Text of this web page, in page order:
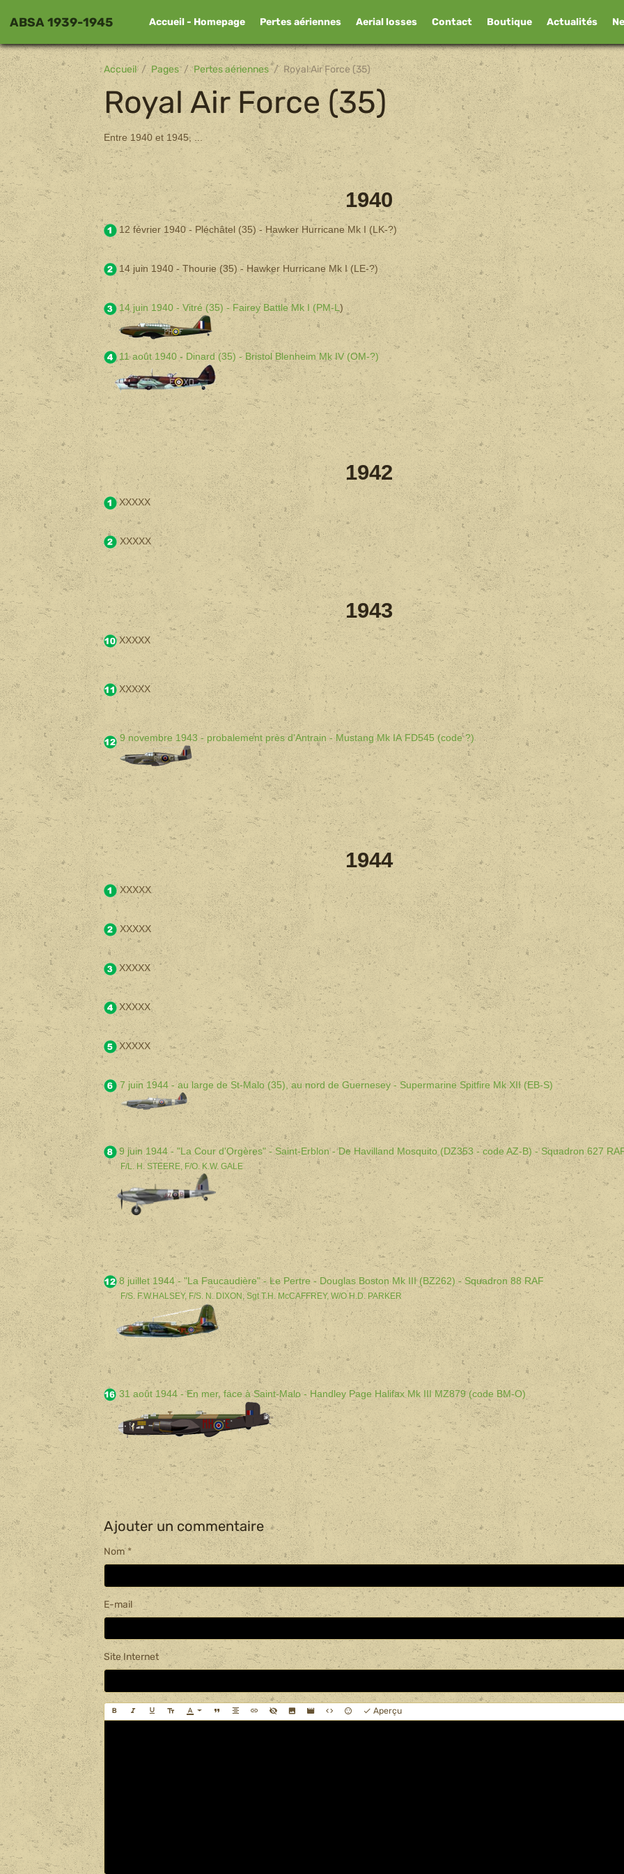
ABSA 1939-1945 Accueil - Homepage Pertes aériennes Aerial losses Contact Boutique Actualités
Accueil Pages Pertes aériennes Royal Air Force (35)
Royal Air Force (35)
Entre 1940 et 1945, ...
1940
12 février 1940 - Pléchâtel (35) - Hawker Hurricane Mk I (LK-?)
14 juin 1940 - Thourie (35) - Hawker Hurricane Mk I (LE-?)
14 juin 1940 - Vitré (35) - Fairey Battle Mk I (PM-L)
11 août 1940 - Dinard (35) - Bristol Blenheim Mk IV (OM-?)
1942
XXXXX
XXXXX
1943
XXXXX
XXXXX
9 novembre 1943 - probalement près d'Antrain - Mustang Mk IA FD545 (code ?)
1944
XXXXX
XXXXX
XXXXX
XXXXX
XXXXX
7 juin 1944 - au large de St-Malo (35), au nord de Guernesey - Supermarine Spitfire Mk XII (EB-S)
9 juin 1944 - "La Cour d'Orgères" - Saint-Erblon - De Havilland Mosquito (DZ353 - code AZ-B) - Squadron 627
F/L. H. STEERE, F/O. K.W. GALE
8 juillet 1944 - "La Faucaudière" - Le Pertre - Douglas Boston Mk III (BZ262) - Squadron 88 RAF
F/S. F.W.HALSEY, F/S. N. DIXON, Sgt T.H. McCAFFREY, W/O H.D. PARKER
31 août 1944 - En mer, face à Saint-Malo - Handley Page Halifax Mk III MZ879 (code BM-O)
Ajouter un commentaire
Nom
E-mail
Site Internet
Aperçu